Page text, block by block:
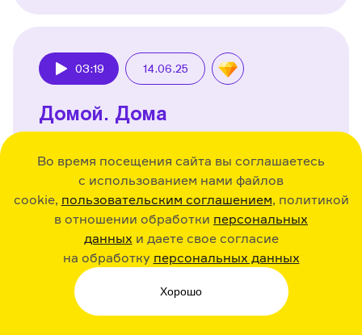
Во время посещения сайта вы соглашаетесь
с использованием нами файлов
cookie, пользовательским соглашением, политикой
в отношении обработки персональных
данных и даете свое согласие
на обработку персональных данных
Хорошо
03:19 14.06.25
Домой. Дома
01:43 Дома
Поделиться
вам нужно подписаться на